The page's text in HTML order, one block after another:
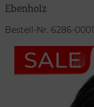
Ebenholz
Bestell-Nr. 6286-0001